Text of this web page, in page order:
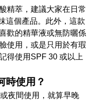
精萃，建議大家在日常
這個產品。此外，這款
歡的精華液或無防曬係
使用，或是只用於有瑕
得使用SPF 30 或以上
時使用？
夜間使用，就算早晚